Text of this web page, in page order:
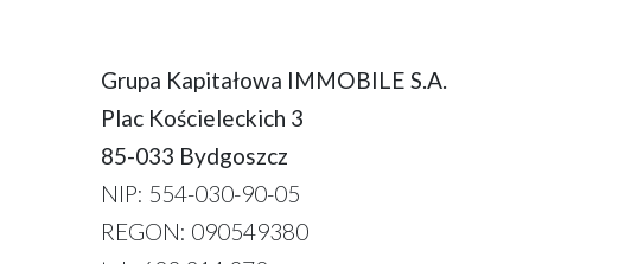
Grupa Kapitałowa IMMOBILE S.A.
Plac Kościeleckich 3
85-033 Bydgoszcz
NIP: 554-030-90-05
REGON: 090549380